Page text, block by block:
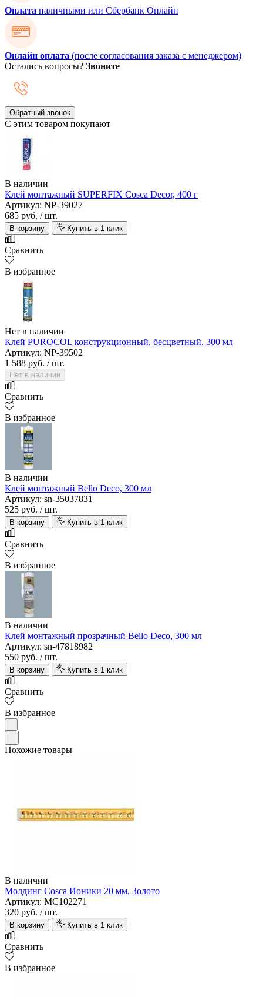
Оплата наличными или Сбербанк Онлайн
Онлайн оплата (после согласования заказа с менеджером)
Остались вопросы? Звоните
Обратный звонок
С этим товаром покупают
В наличии
Клей монтажный SUPERFIX Cosca Decor, 400 г
Артикул: NP-39027
685 руб. / шт.
В корзину Купить в 1 клик
Сравнить
В избранное
Нет в наличии
Клей PUROCOL конструкционный, бесцветный, 300 мл
Артикул: NP-39502
1 588 руб. / шт.
Нет в наличии
Сравнить
В избранное
В наличии
Клей монтажный Bello Deco, 300 мл
Артикул: sn-35037831
525 руб. / шт.
В корзину Купить в 1 клик
Сравнить
В избранное
В наличии
Клей монтажный прозрачный Bello Deco, 300 мл
Артикул: sn-47818982
550 руб. / шт.
В корзину Купить в 1 клик
Сравнить
В избранное
Похожие товары
В наличии
Молдинг Cosca Ионики 20 мм, Золото
Артикул: MC102271
320 руб. / шт.
В корзину Купить в 1 клик
Сравнить
В избранное